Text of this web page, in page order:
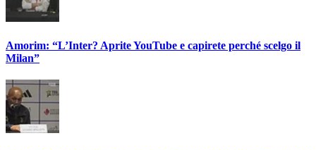
Amorim: “L’Inter? Aprite YouTube e capirete perché scelgo il
Milan”